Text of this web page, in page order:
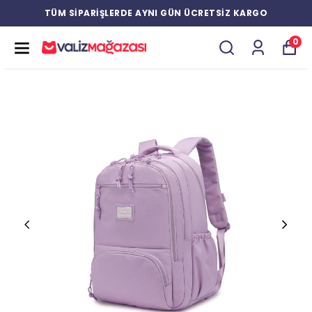
TÜM SİPARİŞLERDE AYNI GÜN ÜCRETSİZ KARGO
0